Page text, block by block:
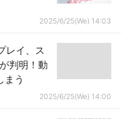
2025/6/25(We) 14:03
レイ、ス
判明！動
まう
2025/6/25(We) 14:00